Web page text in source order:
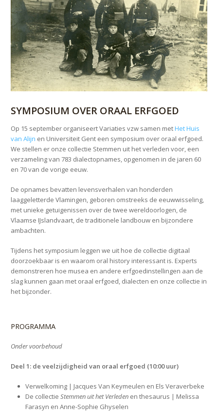
SYMPOSIUM OVER ORAAL ERFGOED
Op 15 september organiseert Variaties vzw samen metHet Huis
van Alijn en Universiteit Gent een symposium over oraal erfgoed.
We stellen er onze collectie Stemmen uit het verleden voor, een
verzameling van 783 dialectopnames, opgenomen in de jaren 60
en 70 van de vorige eeuw.
De opnames bevatten levensverhalen van honderden
laaggeletterde Vlamingen, geboren omstreeks de eeuwwisseling,
met unieke getuigenissen over de twee wereldoorlogen, de
Vlaamse IJslandvaart, de traditionele landbouw en bijzondere
ambachten.
Tijdens het symposium leggen we uit hoe de collectie digitaal
doorzoekbaar is en waarom oral history interessant is. Experts
demonstreren hoe musea en andere erfgoedinstellingen aan de
slag kunnen gaan met oraal erfgoed, dialecten en onze collectie in
het bijzonder.
PROGRAMMA
Onder voorbehoud
Deel 1: de veelzijdigheid van oraal erfgoed (10:00 uur)
Verwelkoming | Jacques Van Keymeulen en Els Veraverbeke
De collectieStemmen uit het Verleden en thesaurus | Melissa
Farasyn en Anne-Sophie Ghyselen